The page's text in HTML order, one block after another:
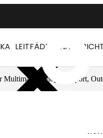
LEITFÄDEN
Multimarkenshop für Sport,